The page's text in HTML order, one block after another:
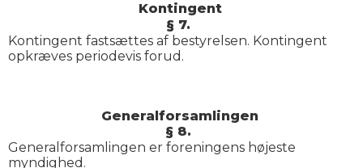
Kontingent
§ 7.
Kontingent fastsættes af bestyrelsen. Kontingent
opkræves periodevis forud.
Generalforsamlingen
§ 8.
Generalforsamlingen er foreningens højeste
myndighed.